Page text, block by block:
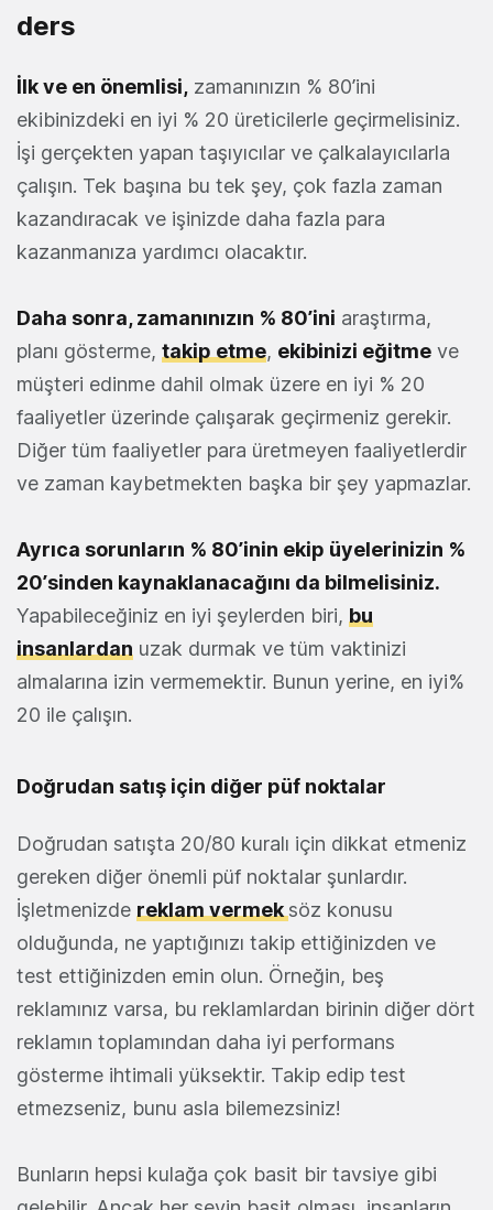
ders
İlk ve en önemlisi, zamanınızın % 80’ini
ekibinizdeki en iyi % 20 üreticilerle geçirmelisiniz.
İşi gerçekten yapan taşıyıcılar ve çalkalayıcılarla
çalışın. Tek başına bu tek şey, çok fazla zaman
kazandıracak ve işinizde daha fazla para
kazanmanıza yardımcı olacaktır.
Daha sonra, zamanınızın % 80’ini araştırma,
planı gösterme, takip etme, ekibinizi eğitme ve
müşteri edinme dahil olmak üzere en iyi % 20
faaliyetler üzerinde çalışarak geçirmeniz gerekir.
Diğer tüm faaliyetler para üretmeyen faaliyetlerdir
ve zaman kaybetmekten başka bir şey yapmazlar.
Ayrıca sorunların % 80’inin ekip üyelerinizin %
20’sinden kaynaklanacağını da bilmelisiniz.
Yapabileceğiniz en iyi şeylerden biri, bu
insanlardan uzak durmak ve tüm vaktinizi
almalarına izin vermemektir. Bunun yerine, en iyi%
20 ile çalışın.
Doğrudan satış için diğer püf noktalar
Doğrudan satışta 20/80 kuralı için dikkat etmeniz
gereken diğer önemli püf noktalar şunlardır.
İşletmenizde reklam vermek söz konusu
olduğunda, ne yaptığınızı takip ettiğinizden ve
test ettiğinizden emin olun. Örneğin, beş
reklamınız varsa, bu reklamlardan birinin diğer dört
reklamın toplamından daha iyi performans
gösterme ihtimali yüksektir. Takip edip test
etmezseniz, bunu asla bilemezsiniz!
Bunların hepsi kulağa çok basit bir tavsiye gibi